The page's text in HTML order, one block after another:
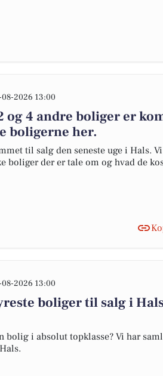
08-2026 13:00
og 4 andre boliger er
boligerne her.
til salg den seneste uge i Hals.
boliger der er tale om og hvad de
08-2026 13:00
boliger til salg i
bolig i absolut topklasse? Vi har